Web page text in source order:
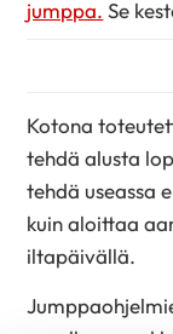
jumppa. Se
Kotona
tehdä alusta
tehdä useassa
kuin aloittaa
iltapäivällä.